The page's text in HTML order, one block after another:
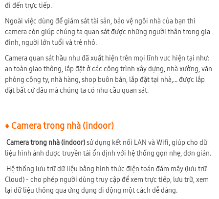
đi đến trực tiếp.
Ngoài việc dùng để giám sát tài sản, bảo vệ ngôi nhà của bạn thì
camera còn giúp chúng ta quan sát được những người thân trong gia
đình, người lớn tuổi và trẻ nhỏ.
Camera quan sát hầu như đã xuất hiện trên mọi lĩnh vưc hiện tại như:
an toàn giao thông, lắp đặt ở các công trình xây dựng, nhà xưởng, văn
phòng công ty, nhà hàng, shop buôn bán, lắp đặt tại nhà,... được lắp
đặt bất cứ đâu mà chúng ta có nhu cầu quan sát.
♦ Camera trong nhà (indoor)
Camera trong nhà (indoor)sử dụng kết nối LAN và Wifi, giúp cho dữ
liệu hình ảnh được truyền tải ổn định với hệ thống gọn nhẹ, đơn giản.
Hệ thống lưu trữ dữ liệu bằng hình thức điện toán đám mây (lưu trữ
Cloud) - cho phép người dùng truy cập để xem trực tiếp, lưu trữ, xem
lại dữ liệu thông qua ứng dụng di động một cách dễ dàng.